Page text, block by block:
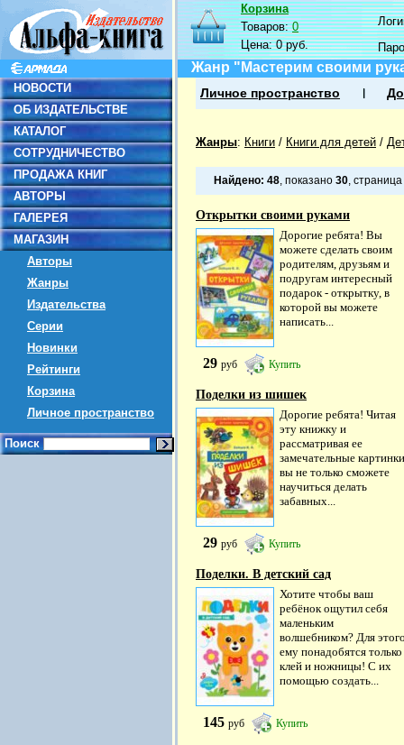
НОВОСТИ
ОБ ИЗДАТЕЛЬСТВЕ
КАТАЛОГ
СОТРУДНИЧЕСТВО
ПРОДАЖА КНИГ
АВТОРЫ
ГАЛЕРЕЯ
МАГАЗИН
Авторы
Жанры
Издательства
Серии
Новинки
Рейтинги
Корзина
Личное пространство
Поиск
Корзина
Товаров:0
Цена:0 руб.
Жанр "Мастерим своими
Личное пространство
Жанры: Книги / Книги для детей /
Найдено: 48, показано 30, страница
Открытки своими руками
Дорогие ребята! Вы
можете сделать своим
родителям, друзьям и
подругам интересный
подарок - открытку, в
которой вы можете
написать...
29 руб Купить
Поделки из шишек
Дорогие ребята! Читая
эту книжку и
рассматривая ее
замечательные
вы не только сможете
научиться делать
забавных...
29 руб Купить
Поделки. В детский сад
Хотите чтобы ваш
ребёнок ощутил себя
маленьким
волшебником? Для
ему понадобятся только
клей и ножницы! С их
помощью создать...
145 руб Купить